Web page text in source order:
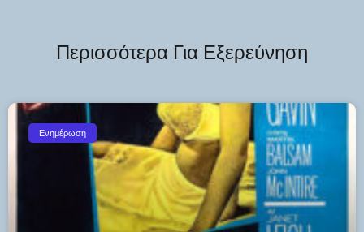
Περισσότερα Για Εξερεύνηση
Ενημέρωση